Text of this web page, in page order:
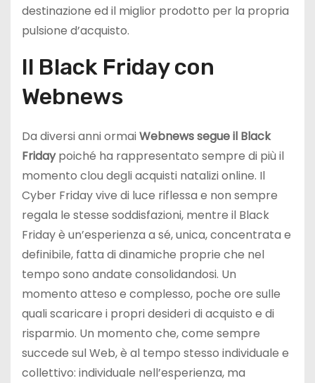
destinazione ed il miglior prodotto per la propria
pulsione d’acquisto.
Il Black Friday con
Webnews
Da diversi anni ormaiWebnews segue il Black
Fridaypoiché ha rappresentato sempre di più il
momento clou degli acquisti natalizi online. Il
Cyber Friday vive di luce riflessa e non sempre
regala le stesse soddisfazioni, mentre il Black
Friday è un’esperienza a sé, unica, concentrata e
definibile, fatta di dinamiche proprie che nel
tempo sono andate consolidandosi. Un
momento atteso e complesso, poche ore sulle
quali scaricare i propri desideri di acquisto e di
risparmio. Un momento che, come sempre
succede sul Web, è al tempo stesso individuale e
collettivo: individuale nell’esperienza, ma